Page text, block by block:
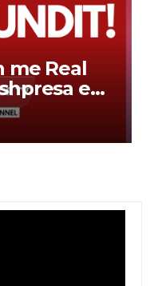
me Real
e
e